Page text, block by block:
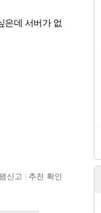
은데 서버가 없
신고 추천 확인